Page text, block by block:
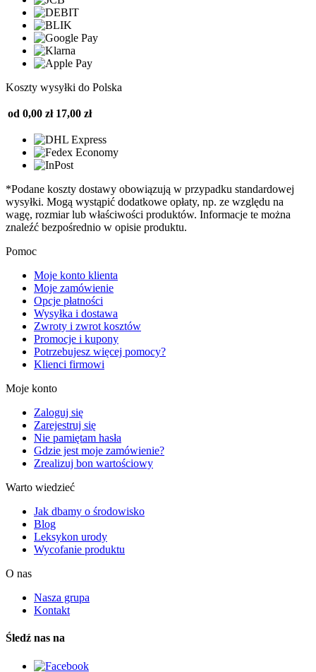
Koszty wysyłki do Polska
od 0,00 zł 17,00 zł
*Podane koszty dostawy obowiązują w przypadku standardowej
wysyłki. Mogą wystąpić dodatkowe opłaty, np. ze względu na
wagę, rozmiar lub właściwości produktów. Informacje te można
znaleźć bezpośrednio w opisie produktu.
Pomoc
Moje konto klienta
Moje zamówienie
Opcje płatności
Wysyłka i dostawa
Zwroty i zwrot kosztów
Promocje i kupony
Potrzebujesz więcej pomocy?
Klienci firmowi
Moje konto
Zaloguj się
Zarejestruj się
Nie pamiętam hasła
Gdzie jest moje zamówienie?
Zrealizuj bon wartościowy
Warto wiedzieć
Jak dbamy o środowisko
Blog
Leksykon urody
Wycofanie produktu
O nas
Nasza grupa
Kontakt
Śledź nas na